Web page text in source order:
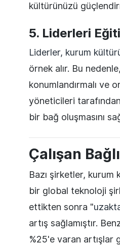
kültürünüzü
5. Liderleri
Liderler, kurum
örnek alır. Bu
konumlandırmalı ve
yöneticileri
bir bağ oluşmasını
Çalışan
Bazı şirketler,
bir global teknoloji
ettikten sonra "
artış sağlamıştır.
%25'e varan artışlar